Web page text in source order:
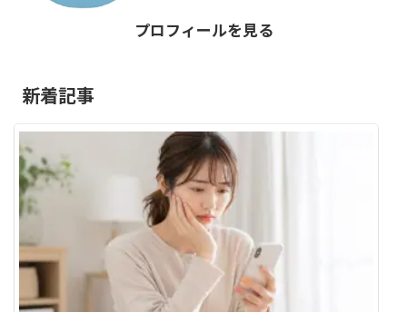
プロフィールを見る
新着記事